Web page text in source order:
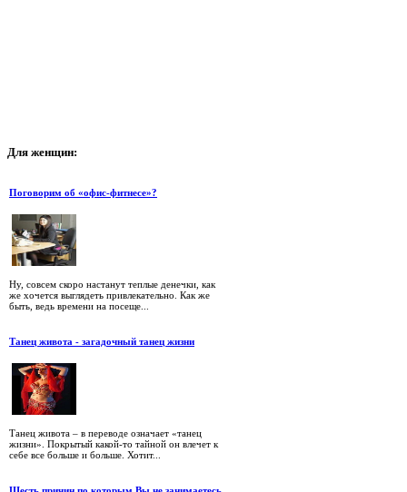
Для женщин:
Поговорим об «офис-фитнесе»?
Ну, совсем скоро настанут теплые денечки, как
же хочется выглядеть привлекательно. Как же
быть, ведь времени на посеще...
Танец живота - загадочный танец жизни
Танец живота – в переводе означает «танец
жизни». Покрытый какой-то тайной он влечет к
себе все больше и больше. Хотит...